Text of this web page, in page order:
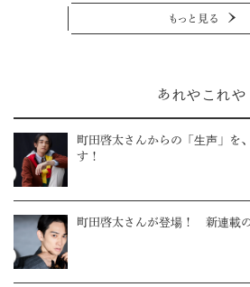
もっと見る
あれやこれや
町田啓太さんからの「生声」を
す！
町田啓太さんが登場！ 新連載